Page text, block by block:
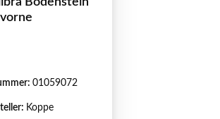
vorne
01059072
Koppe